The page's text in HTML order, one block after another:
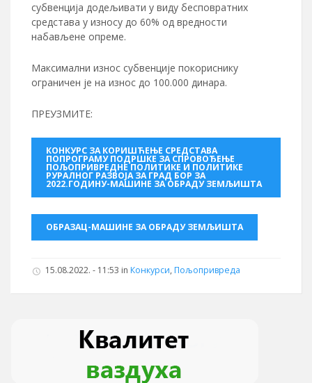
субвенција додељивати у виду бесповратних
средстава у износу до 60% од вредности
набављене опреме.
Максимални износ субвенције покориснику
ограничен је на износ до 100.000 динара.
ПРЕУЗМИТЕ:
КОНКУРС ЗА КОРИШЋЕЊЕ СРЕДСТАВА
ПОПРОГРАМУ ПОДРШКЕ ЗА СПРОВОЂЕЊЕ
ПОЉОПРИВРЕДНЕ ПОЛИТИКЕ И ПОЛИТИКЕ
РУРАЛНОГ РАЗВОЈА ЗА ГРАД БОР ЗА
2022.ГОДИНУ-МАШИНЕ ЗА ОБРАДУ ЗЕМЉИШТА
ОБРАЗАЦ-МАШИНЕ ЗА ОБРАДУ ЗЕМЉИШТА
15.08.2022. - 11:53 in Конкурси,Пољопривреда